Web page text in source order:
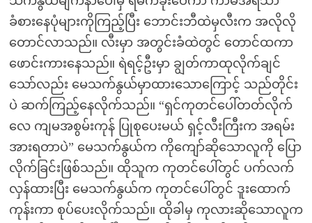
ခံစားနေပုံများကိုကြည့်ပြီး ဘောင်းဘီထဲမှလီးက အလိုလို
တောင်လာသည်။ လီးမှာ အတွင်းခံထဲတွင် တောင်ထကာ
ဖောင်းကားနေသည်။ ရဲရင့်ဦးမှာ ချွတ်ကာထုလိုက်ချင်
သော်လည်း မေသက်နွယ်မှာထားသောကြောင့် သည်တိုင်း
ပဲ ဆက်ကြည့်နေလိုက်သည်။ “ရှင်ကုတင်ပေါ်တတ်လိုက်
လေ ကျမအစွမ်းကုန် ပြုစုပေးမယ် ရှင့်လီးကြီးက အရမ်း
အားရတာပဲ” မေသက်နွယ်က ကိုကျော်ဆိုသောလူကို ပြော
လိုက်ခြင်းဖြစ်သည်။ ထိုသူက ကုတင်ပေါ်တွင် ပက်လက်
လှန်ထားပြီး မေသက်နွယ်က ကုတင်ပေါ်တွင် ဒူးထောက်
ကုန်းကာ စုပ်ပေးလိုက်သည်။ ထိုခါမှ ကုလားဆိုသောလူက